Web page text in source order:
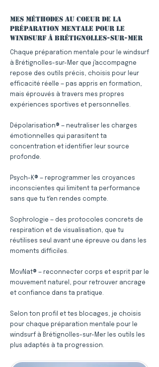
Mes méthodes au coeur de la
préparation mentale pour le
windsurf à Brétignolles-sur-Mer
Chaque préparation mentale pour le windsurf
à Brétignolles-sur-Mer que j'accompagne
repose des outils précis, choisis pour leur
efficacité réelle — pas appris en formation,
mais éprouvés à travers mes propres
expériences sportives et personnelles.
Dépolarisation® — neutraliser les charges
émotionnelles qui parasitent ta
concentration et identifier leur source
profonde.
Psych-K® — reprogrammer les croyances
inconscientes qui limitent ta performance
sans que tu t'en rendes compte.
Sophrologie — des protocoles concrets de
respiration et de visualisation, que tu
réutilises seul avant une épreuve ou dans les
moments difficiles.
MovNat® — reconnecter corps et esprit par le
mouvement naturel, pour retrouver ancrage
et confiance dans ta pratique.
Selon ton profil et tes blocages, je choisis
pour chaque préparation mentale pour le
windsurf à Brétignolles-sur-Mer les outils les
plus adaptés à ta progression.